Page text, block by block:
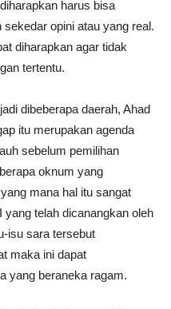
harus bisa
opini atau yang real.
diharapkan agar tidak
tertentu.
dibeberapa daerah, Ahad
itu merupakan agenda
sebelum pemilihan
oknum yang
mana hal itu sangat
telah dicanangkan oleh
isu sara tersebut
maka ini dapat
yang beraneka ragam.